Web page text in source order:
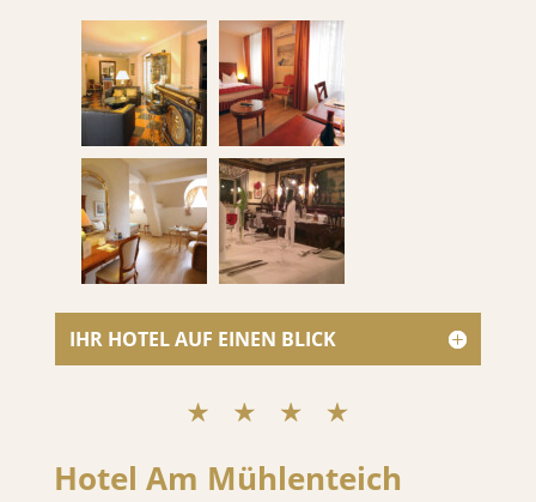
IHR HOTEL AUF EINEN BLICK
Hotel Am Mühlenteich